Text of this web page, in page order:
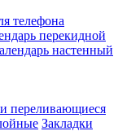
телефона
перекидной
настенный
переливающиеся
Закладки